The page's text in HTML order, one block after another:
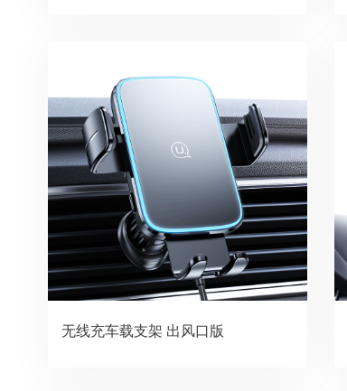
无线充车载支架 出风口版